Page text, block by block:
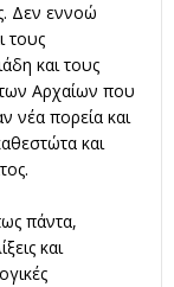
Δεν εννοώ
τους
και τους
Αρχαίων που
πορεία και
και
πάντα,
και